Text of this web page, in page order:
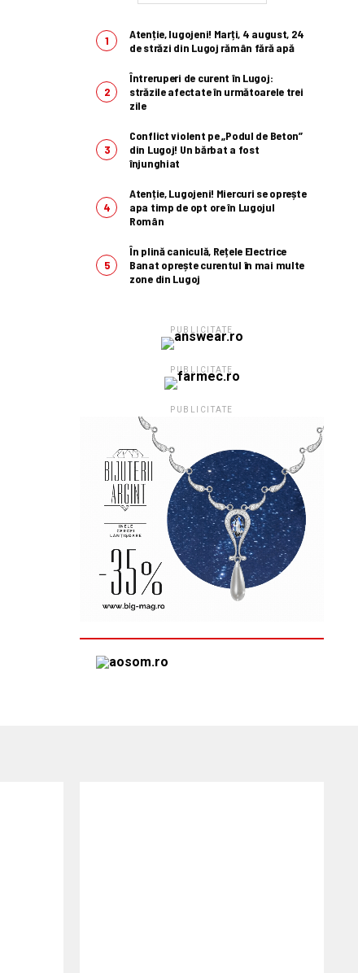
Atenție, lugojeni! Marți, 4 august, 24
de străzi din Lugoj rămân fără apă
Întreruperi de curent în Lugoj:
străzile afectate în următoarele trei
zile
Conflict violent pe „Podul de Beton”
din Lugoj! Un bărbat a fost
înjunghiat
Atenție, Lugojeni! Miercuri se oprește
apa timp de opt ore în Lugojul
Român
În plină caniculă, Rețele Electrice
Banat oprește curentul în mai multe
zone din Lugoj
PUBLICITATE
PUBLICITATE
PUBLICITATE